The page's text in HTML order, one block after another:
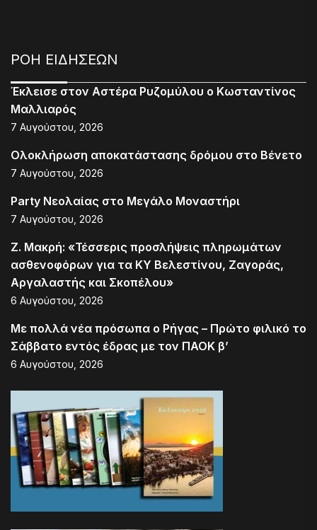
ΡΟΗ ΕΙΔΗΣΕΩΝ
Έκλεισε στον Αστέρα Ρυζομύλου ο Κωσταντίνος
Μαλλιαρός
7 Αυγούστου, 2026
Ολοκλήρωση αποκατάστασης δρόμου στο Βένετο
7 Αυγούστου, 2026
Party Νεολαίας στο Μεγάλο Μοναστήρι
7 Αυγούστου, 2026
Ζ. Μακρή: «Τέσσερις προσλήψεις πληρωμάτων
ασθενοφόρων για τα ΚΥ Βελεστίνου, Ζαγοράς,
Αργαλαστής και Σκοπέλου»
6 Αυγούστου, 2026
Με πολλά νέα πρόσωπα ο Ρήγας – Πρώτο φιλικό το
Σάββατο εντός έδρας με τον ΠΑΟΚ β’
6 Αυγούστου, 2026